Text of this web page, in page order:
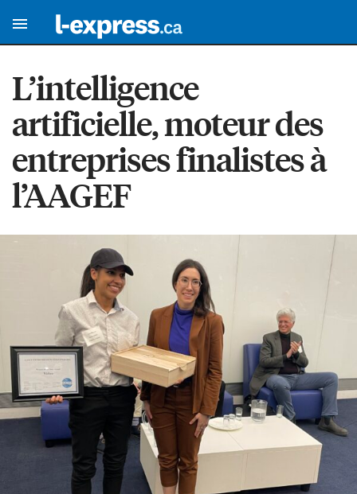
L’intelligence
artificielle, moteur des
entreprises finalistes à
l’AAGEF